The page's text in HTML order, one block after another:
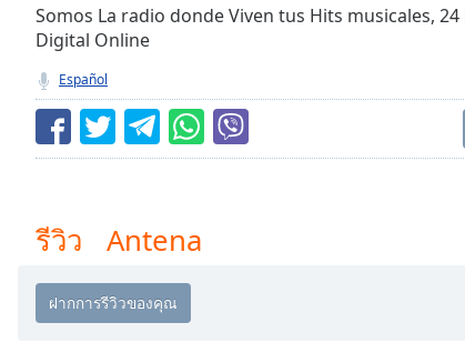
live,
currently
behind
Remaining
Time-
Rate
Chapters
Somos La radio donde Viven tus Hits musicales,
Digital Online
Español
รีวิว Antena